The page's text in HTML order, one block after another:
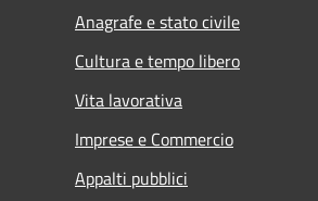
Anagrafe e stato civile
Cultura e tempo libero
Vita lavorativa
Imprese e Commercio
Appalti pubblici